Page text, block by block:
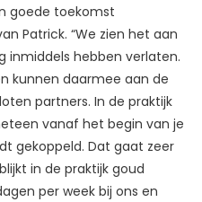
goede toekomst
Patrick. “We zien het aan
inmiddels hebben verlaten.
kunnen daarmee aan de
partners. In de praktijk
vanaf het begin van je
gekoppeld. Dat gaat zeer
in de praktijk goud
per week bij ons en